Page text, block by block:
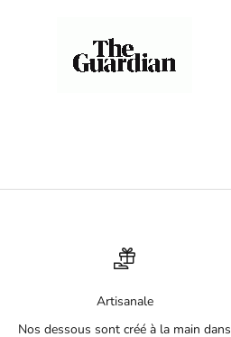
Artisanale
Nos dessous sont créé à la main dans